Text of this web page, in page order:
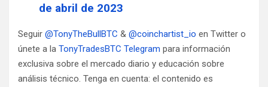
de abril de 2023
Seguir @TonyTheBullBTC & @coinchartist_io en Twitter o
únete a la TonyTradesBTC Telegram para información
exclusiva sobre el mercado diario y educación sobre
análisis técnico. Tenga en cuenta: el contenido es